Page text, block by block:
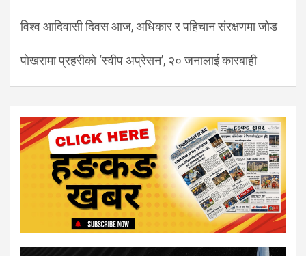
विश्व आदिवासी दिवस आज, अधिकार र पहिचान संरक्षणमा जोड
पोखरामा प्रहरीको ‘स्वीप अप्रेसन’, २० जनालाई कारबाही